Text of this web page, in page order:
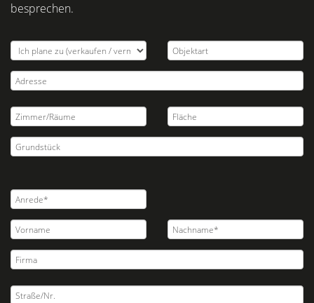
besprechen.